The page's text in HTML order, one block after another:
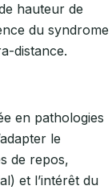
hauteur de
du syndrome
distance.
en pathologies
le
de repos,
et l’intérêt du